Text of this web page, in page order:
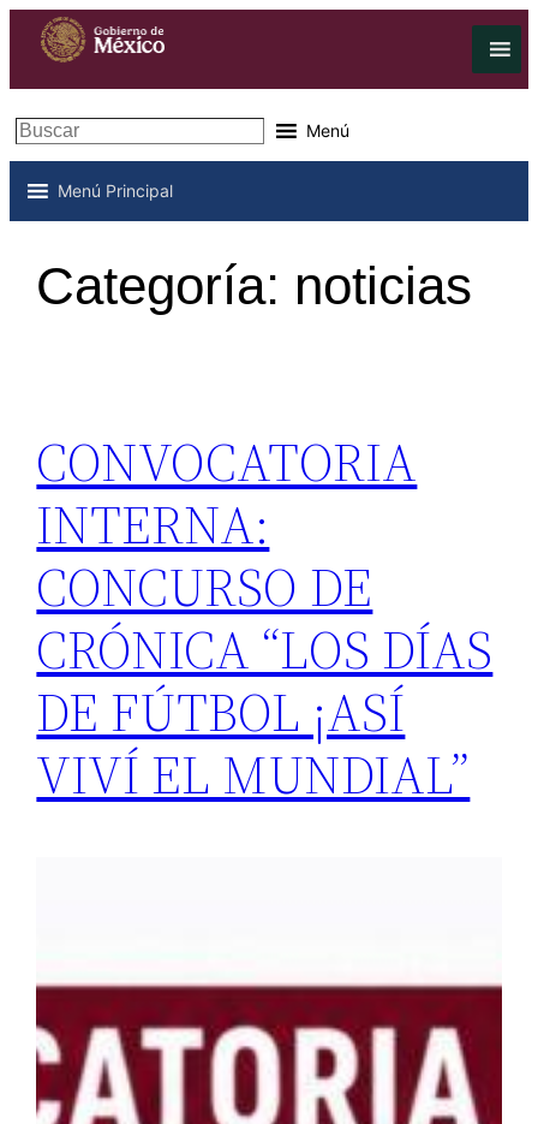
Saltar
contenido
Buscar
Menú
Menú Principal
Categoría: noticias
CONVOCATORIA
INTERNA:
CONCURSO DE
CRÓNICA “LOS DÍAS
DE FÚTBOL ¡ASÍ
VIVÍ EL MUNDIAL”